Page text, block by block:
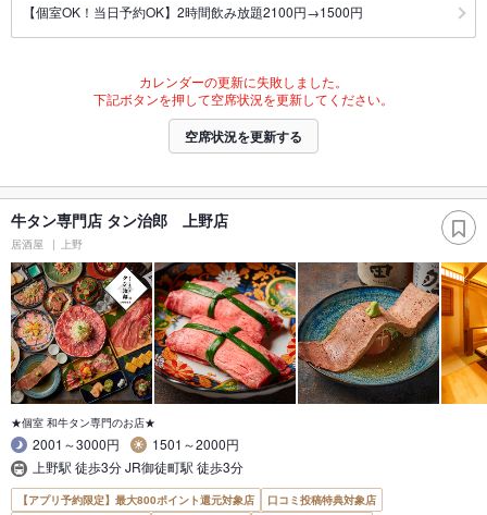
【個室OK！当日予約OK】2時間飲み放題2100円→1500円
カレンダーの更新に失敗しました。
下記ボタンを押して空席状況を更新してください。
空席状況を更新する
牛タン専門店 タン治郎 上野店
居酒屋 上野
★個室 和牛タン専門のお店★
2001～3000円
1501～2000円
上野駅 徒歩3分 JR御徒町駅 徒歩3分
【アプリ予約限定】最大800ポイント還元対象店
口コミ投稿特典対象店